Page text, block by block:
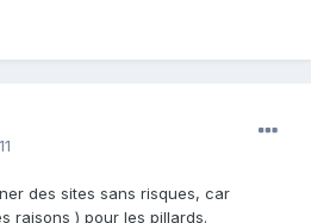
des sites sans risques, car
raisons ) pour les pillards.